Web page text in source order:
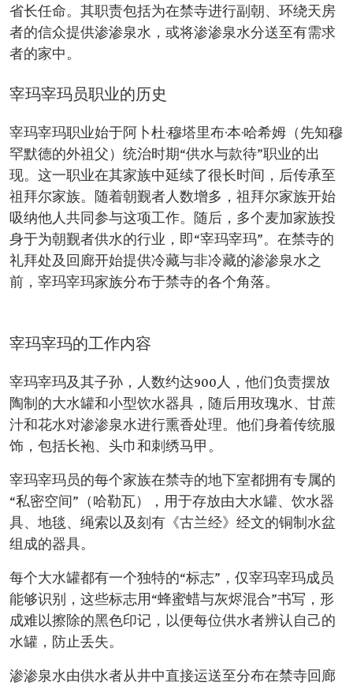
省长任命。其职责包括为在禁寺进行副朝、环绕天房
者的信众提供渗渗泉水，或将渗渗泉水分送至有需求
者的家中。
宰玛宰玛员职业的历史
宰玛宰玛职业始于阿卜杜·穆塔里布·本·哈希姆（先知穆
罕默德的外祖父）统治时期“供水与款待”职业的出
现。这一职业在其家族中延续了很长时间，后传承至
祖拜尔家族。随着朝觐者人数增多，祖拜尔家族开始
吸纳他人共同参与这项工作。随后，多个麦加家族投
身于为朝觐者供水的行业，即“宰玛宰玛”。在禁寺的
礼拜处及回廊开始提供冷藏与非冷藏的渗渗泉水之
前，宰玛宰玛家族分布于禁寺的各个角落。
宰玛宰玛的工作内容
宰玛宰玛及其子孙，人数约达900人，他们负责摆放
陶制的大水罐和小型饮水器具，随后用玫瑰水、甘蔗
汁和花水对渗渗泉水进行熏香处理。他们身着传统服
饰，包括长袍、头巾和刺绣马甲。
宰玛宰玛员的每个家族在禁寺的地下室都拥有专属的
“私密空间”（哈勒瓦），用于存放由大水罐、饮水器
具、地毯、绳索以及刻有《古兰经》经文的铜制水盆
组成的器具。
每个大水罐都有一个独特的“标志”，仅宰玛宰玛成员
能够识别，这些标志用“蜂蜜蜡与灰烬混合”书写，形
成难以擦除的黑色印记，以便每位供水者辨认自己的
水罐，防止丢失。
渗渗泉水由供水者从井中直接运送至分布在禁寺回廊